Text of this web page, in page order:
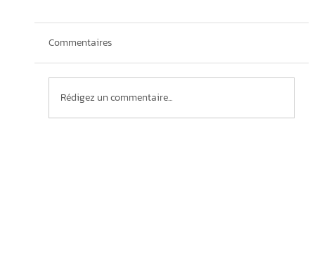
Commentaires
Rédigez un commentaire...